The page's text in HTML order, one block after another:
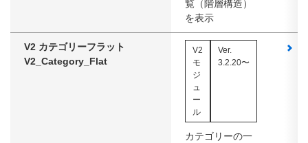
覧（階層構造）
を表示
V2 カテゴリーフラット
V2_Category_Flat
V2
モ
ジ
ュ
ー
ル
Ver.
3.2.20〜
カテゴリーの一